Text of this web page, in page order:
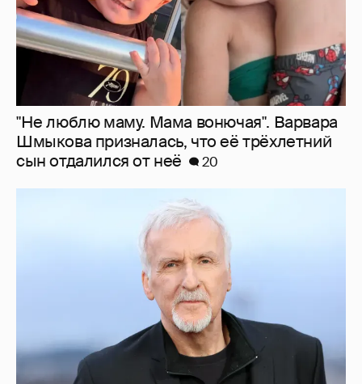
Режиссёр Джеймс Кэмерон заговорил о
завершении своей карьеры